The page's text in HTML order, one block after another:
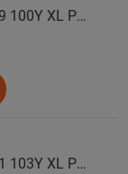
COMFORSER Автошина 275/35 ZR19 100Y XL PURESPEED лето
COMFORSER Автошина 275/35 ZR21 103Y XL PURESPEED лето